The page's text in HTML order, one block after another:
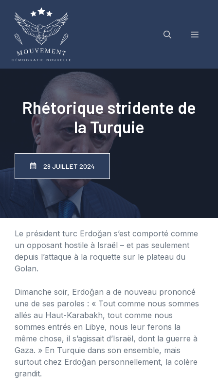
contenu
Menu
Rhétorique stridente de
la Turquie
29 JUILLET 2024
Le président turc Erdoğan s’est comporté comme
un opposant hostile à Israël – et pas seulement
depuis l’attaque à la roquette sur le plateau du
Golan.
Dimanche soir, Erdoğan a de nouveau prononcé
une de ses paroles : « Tout comme nous sommes
allés au Haut-Karabakh, tout comme nous
sommes entrés en Libye, nous leur ferons la
même chose, il s’agissait d’Israël, dont la guerre à
Gaza. » En Turquie dans son ensemble, mais
surtout chez Erdoğan personnellement, la colère
grandit.